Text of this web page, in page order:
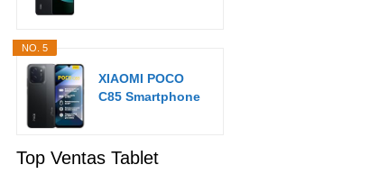
NO. 5
XIAOMI POCO
C85 Smartphone
Top Ventas Tablet